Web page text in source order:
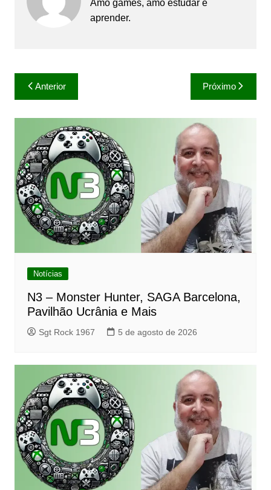
Amo games, amo estudar e
aprender.
Navegação
de
Post
Anterior Próximo
Notícias
N3 – Monster Hunter, SAGA Barcelona,
Pavilhão Ucrânia e Mais
Sgt Rock 1967 5 de agosto de 2026